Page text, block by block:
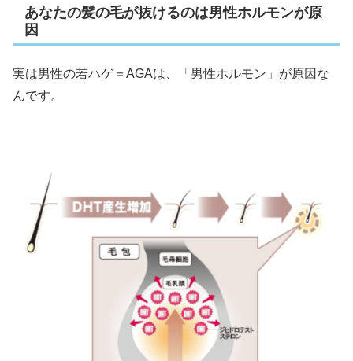
あなたの髪の毛が抜けるのは男性ホルモンが原
因
実は男性の若ハゲ＝AGAは、「男性ホルモン」が原因な
んです。